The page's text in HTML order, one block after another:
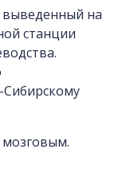
на
станции